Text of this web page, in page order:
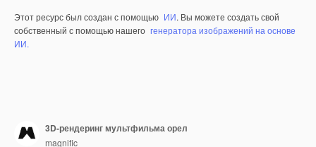
Этот ресурс был создан с помощью ИИ. Вы можете создать свой
собственный с помощью нашего генератора изображений на основе
ИИ.
3D-рендеринг мультфильма орел
magnific